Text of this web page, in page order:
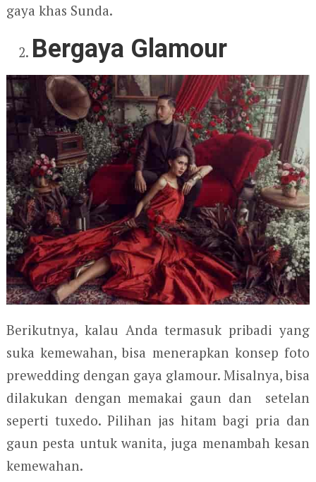
gaya khas Sunda.
Bergaya Glamour
Berikutnya, kalau Anda termasuk pribadi yang
suka kemewahan, bisa menerapkan konsep foto
prewedding dengan gaya glamour. Misalnya, bisa
dilakukan dengan memakai gaun dan setelan
seperti tuxedo. Pilihan jas hitam bagi pria dan
gaun pesta untuk wanita, juga menambah kesan
kemewahan.